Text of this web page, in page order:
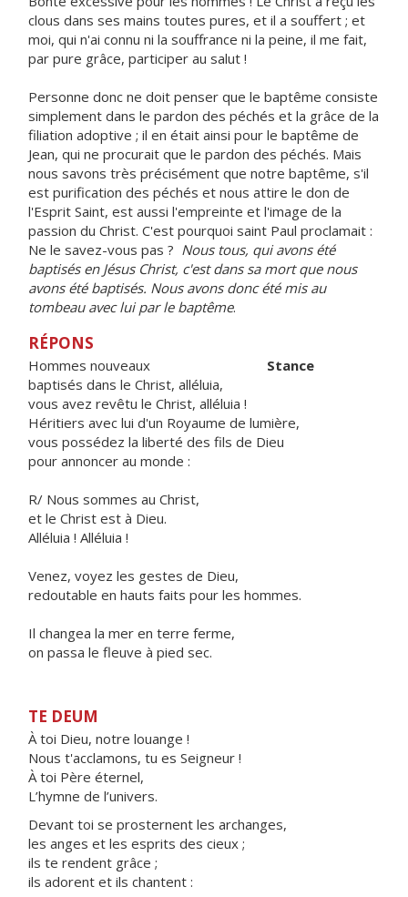
clous dans ses mains toutes pures, et il a souffert ; et
moi, qui n'ai connu ni la souffrance ni la peine, il me fait,
par pure grâce, participer au salut !
Personne donc ne doit penser que le baptême consiste
simplement dans le pardon des péchés et la grâce de la
filiation adoptive ; il en était ainsi pour le baptême de
Jean, qui ne procurait que le pardon des péchés. Mais
nous savons très précisément que notre baptême, s'il
est purification des péchés et nous attire le don de
l'Esprit Saint, est aussi l'empreinte et l'image de la
passion du Christ. C'est pourquoi saint Paul proclamait :
Ne le savez-vous pas ? Nous tous, qui avons été
baptisés en Jésus Christ, c'est dans sa mort que nous
avons été baptisés. Nous avons donc été mis au
tombeau avec lui par le baptême.
RÉPONS
Hommes nouveaux Stance
baptisés dans le Christ, alléluia,
vous avez revêtu le Christ, alléluia !
Héritiers avec lui d'un Royaume de lumière,
vous possédez la liberté des fils de Dieu
pour annoncer au monde :
R/ Nous sommes au Christ,
et le Christ est à Dieu.
Alléluia ! Alléluia !
Venez, voyez les gestes de Dieu,
redoutable en hauts faits pour les hommes.
Il changea la mer en terre ferme,
on passa le fleuve à pied sec.
TE DEUM
À toi Dieu, notre louange !
Nous t'acclamons, tu es Seigneur !
À toi Père éternel,
L’hymne de l’univers.
Devant toi se prosternent les archanges,
les anges et les esprits des cieux ;
ils te rendent grâce ;
ils adorent et ils chantent :